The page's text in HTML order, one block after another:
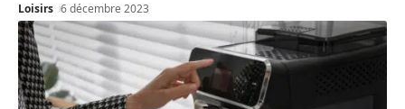
Loisirs 6 décembre 2023